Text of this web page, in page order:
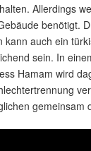
Allerdings
benötigt.
kann auch ein
sein. In
Hamam wird
gemeinsam